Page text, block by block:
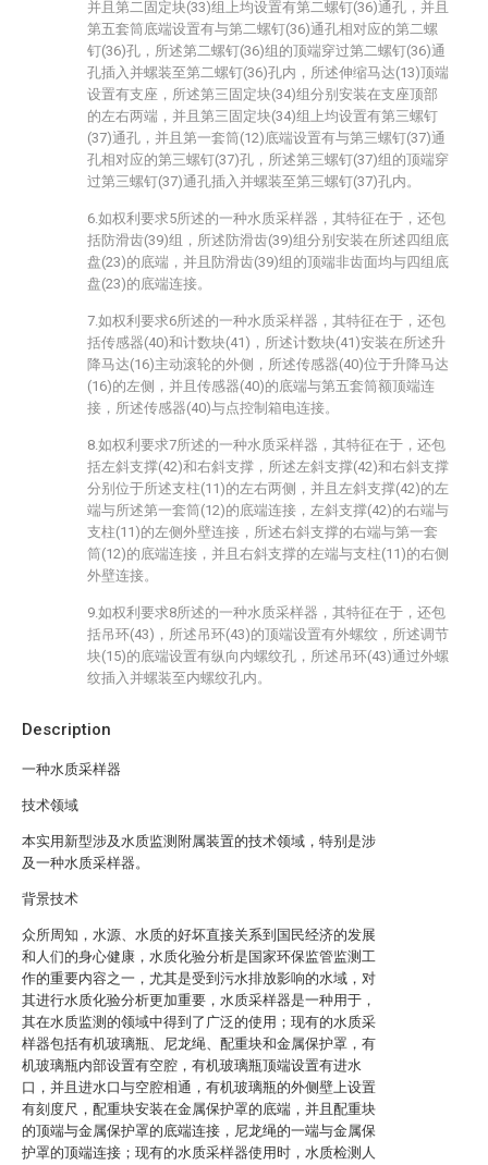
Description
一种水质采样器
技术领域
本实用新型涉及水质监测附属装置的技术领域，特别是涉
及一种水质采样器。
背景技术
众所周知，水源、水质的好坏直接关系到国民经济的发展
和人们的身心健康，水质化验分析是国家环保监管监测工
作的重要内容之一，尤其是受到污水排放影响的水域，对
其进行水质化验分析更加重要，水质采样器是一种用于，
其在水质监测的领域中得到了广泛的使用；现有的水质采
样器包括有机玻璃瓶、尼龙绳、配重块和金属保护罩，有
机玻璃瓶内部设置有空腔，有机玻璃瓶顶端设置有进水
口，并且进水口与空腔相通，有机玻璃瓶的外侧壁上设置
有刻度尺，配重块安装在金属保护罩的底端，并且配重块
的顶端与金属保护罩的底端连接，尼龙绳的一端与金属保
护罩的顶端连接；现有的水质采样器使用时，水质检测人
并且第二固定块(33)组上均设置有第二螺钉(36)通孔，并且
第五套筒底端设置有与第二螺钉(36)通孔相对应的第二螺
钉(36)孔，所述第二螺钉(36)组的顶端穿过第二螺钉(36)通
孔插入并螺装至第二螺钉(36)孔内，所述伸缩马达(13)顶端
设置有支座，所述第三固定块(34)组分别安装在支座顶部
的左右两端，并且第三固定块(34)组上均设置有第三螺钉
(37)通孔，并且第一套筒(12)底端设置有与第三螺钉(37)通
孔相对应的第三螺钉(37)孔，所述第三螺钉(37)组的顶端穿
过第三螺钉(37)通孔插入并螺装至第三螺钉(37)孔内。
6.如权利要求5所述的一种水质采样器，其特征在于，还包
括防滑齿(39)组，所述防滑齿(39)组分别安装在所述四组底
盘(23)的底端，并且防滑齿(39)组的顶端非齿面均与四组底
盘(23)的底端连接。
7.如权利要求6所述的一种水质采样器，其特征在于，还包
括传感器(40)和计数块(41)，所述计数块(41)安装在所述升
降马达(16)主动滚轮的外侧，所述传感器(40)位于升降马达
(16)的左侧，并且传感器(40)的底端与第五套筒额顶端连
接，所述传感器(40)与点控制箱电连接。
8.如权利要求7所述的一种水质采样器，其特征在于，还包
括左斜支撑(42)和右斜支撑，所述左斜支撑(42)和右斜支撑
分别位于所述支柱(11)的左右两侧，并且左斜支撑(42)的左
端与所述第一套筒(12)的底端连接，左斜支撑(42)的右端与
支柱(11)的左侧外壁连接，所述右斜支撑的右端与第一套
筒(12)的底端连接，并且右斜支撑的左端与支柱(11)的右侧
外壁连接。
9.如权利要求8所述的一种水质采样器，其特征在于，还包
括吊环(43)，所述吊环(43)的顶端设置有外螺纹，所述调节
块(15)的底端设置有纵向内螺纹孔，所述吊环(43)通过外螺
纹插入并螺装至内螺纹孔内。